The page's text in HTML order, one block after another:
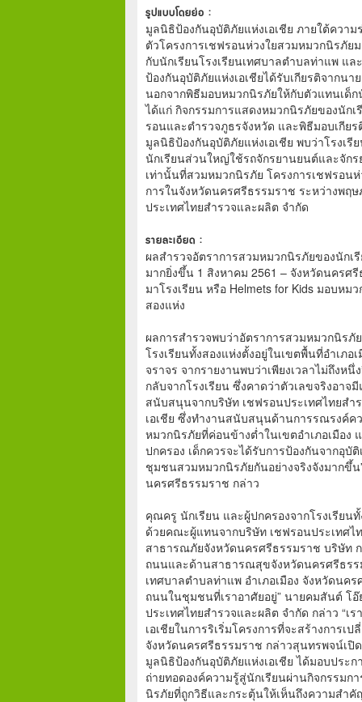
รูปแบบโดยย่อ :
มูลนิธิป้องกันอุบัติภัยแห่งเอเชีย ภายใต้ควา
ตัวโครงการเชฟรอนห่วงใยสวมหมวกนิรภัย
กับนักเรียนโรงเรียนเทศบาลตำบลท่าแพ แ
ป้องกันอุบัติภัยแห่งเอเชียได้รับเกียรติจากน
นอกจากพิธีมอบหมวกนิรภัยให้กับตัวแทนเด็
ได้แก่ กิจกรรมการแสดงหมวกนิรภัยของนัก
รอนและตำรวจภูธรจังหวัด และพิธีมอบเกี
มูลนิธิป้องกันอุบัติภัยแห่งเอเชีย พบว่าโรงเ
นักเรียนส่วนใหญ่ใช้รถจักรยานยนต์และจักร
เท่านั้นที่สวมหมวกนิรภัย โครงการเชฟรอน
การในจังหวัดนครศรีธรรมราช ระหว่างพฤ
ประเทศไทยสำรวจและผลิต จำกัด
รายละเอียด :
ผลสำรวจอัตราการสวมหมวกนิรภัยของนักเ
มากยิ่งขึ้น 1 สิงหาคม 2561 – จังหวัดนครศ
มาโรงเรียน หรือ Helmets for Kids มอบห
สองแห่ง
ผลการสำรวจพบว่าอัตราการสวมหมวกนิรภั
โรงเรียนทั้งสองแห่งตั้งอยู่ในเขตพื้นที่อำเภ
จราจร จากรายงานพบว่าเพียงเวลาไม่ถึงห
กลับจากโรงเรียน ซึ่งคาดว่าตัวเลขจริงอาจ
สนับสนุนจากบริษัท เชฟรอนประเทศไทยส
เอเชีย ซึ่งทำงานสนับสนุนด้านการรณรงค์
หมวกนิรภัยที่ค่อนข้างต่ำในเขตอำเภอเมือง
ปกครอง เด็กควรจะได้รับการป้องกันจากอุ
ชุมชนสวมหมวกนิรภัยกันอย่างจริงจังมากขึ้
นครศรีธรรมราช กล่าว
คุณครู นักเรียน และผู้ปกครองจากโรงเรียน
ด้วยคณะผู้แทนจากบริษัท เชฟรอนประเทศไ
สาธารณภัยจังหวัดนครศรีธรรมราช บริษัท
ถนนและด้านสาธารณสุขจังหวัดนครศรีธรร
เทศบาลตำบลท่าแพ อำเภอเมือง จังหวัดน
ถนนในชุมชนที่เราอาศัยอยู่” นายคมสันต์ โ
ประเทศไทยสำรวจและผลิต จำกัด กล่าว “
เอเชียในการริเริ่มโครงการที่จะสร้างการ
จังหวัดนครศรีธรรมราช กล่าวสุนทรพจน์เปิ
มูลนิธิป้องกันอุบัติภัยแห่งเอเชีย ได้มอบปร
ถ่ายทอดองค์ความรู้สู่นักเรียนผ่านกิจกรรมก
นิรภัยที่ถูกวิธีและกระตุ้นให้เห็นถึงความสำ